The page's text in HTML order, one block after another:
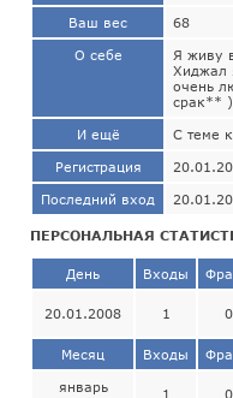
Ваш вес 68
О себе
Я живу
Хиджал
очень
срак**
И ещё С теме
Регистрация
Последний вход
ПЕРСОНАЛЬНАЯ
День Входы
20.01.2008 1 0
Месяц Входы
январь
1 0